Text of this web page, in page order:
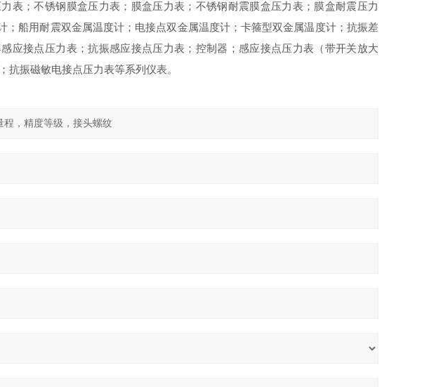
表；不锈钢膜盒压力表；膜盒压力表；不锈钢耐震膜盒压力表；膜盒耐震压力
船用耐震双金属温度计；电接点双金属温度计；卡箍型双金属温度计；抗振差
应接点压力表；抗振感应接点压力表；控制器；感应接点压力表（带开关放大
抗振磁敏电接点压力表等系列仪表。